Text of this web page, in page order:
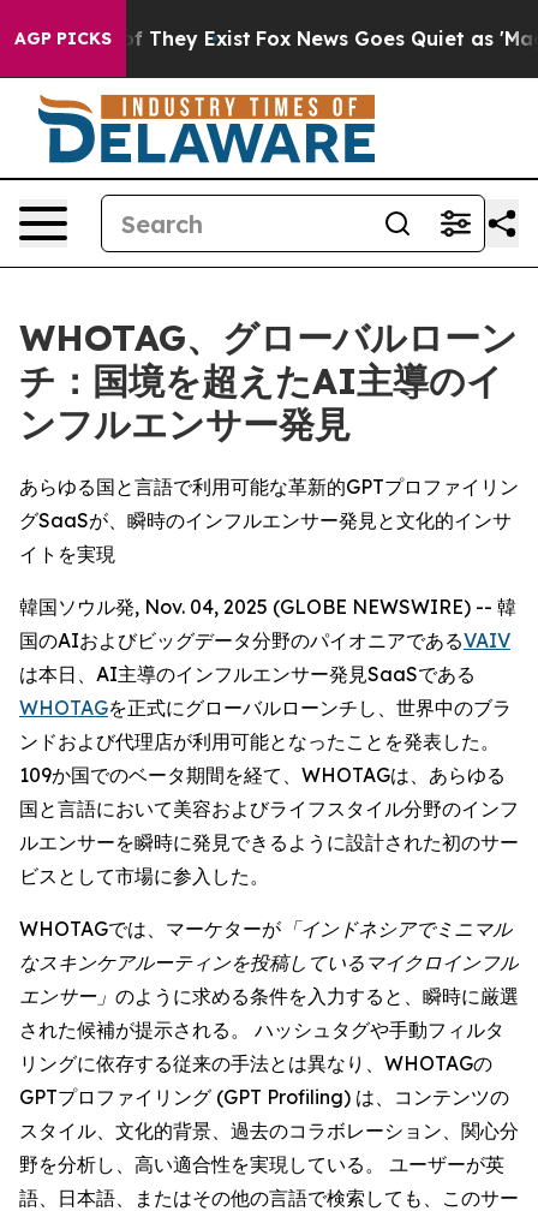
AGP PICKS
Proof They Exist Fox News Goes Quiet as 'Maga
WHOTAG、グローバルローン
チ：国境を超えたAI主導のイ
ンフルエンサー発見
あらゆる国と言語で利用可能な革新的GPTプロファイリン
グSaaSが、瞬時のインフルエンサー発見と文化的インサ
イトを実現
韓国ソウル発, Nov. 04, 2025 (GLOBE NEWSWIRE) -- 韓
国のAIおよびビッグデータ分野のパイオニアであるVAIV
は本日、AI主導のインフルエンサー発見SaaSである
WHOTAGを正式にグローバルローンチし、世界中のブラ
ンドおよび代理店が利用可能となったことを発表した。
109か国でのベータ期間を経て、WHOTAGは、あらゆる
国と言語において美容およびライフスタイル分野のインフ
ルエンサーを瞬時に発見できるように設計された初のサー
ビスとして市場に参入した。
WHOTAGでは、マーケターが 「インドネシアでミニマル
なスキンケアルーティンを投稿しているマイクロインフル
エンサー」 のように求める条件を入力すると、瞬時に厳選
された候補が提示される。 ハッシュタグや手動フィルタ
リングに依存する従来の手法とは異なり、WHOTAGの
GPTプロファイリング (GPT Profiling) は、コンテンツの
スタイル、文化的背景、過去のコラボレーション、関心分
野を分析し、高い適合性を実現している。 ユーザーが英
語、日本語、またはその他の言語で検索しても、このサー